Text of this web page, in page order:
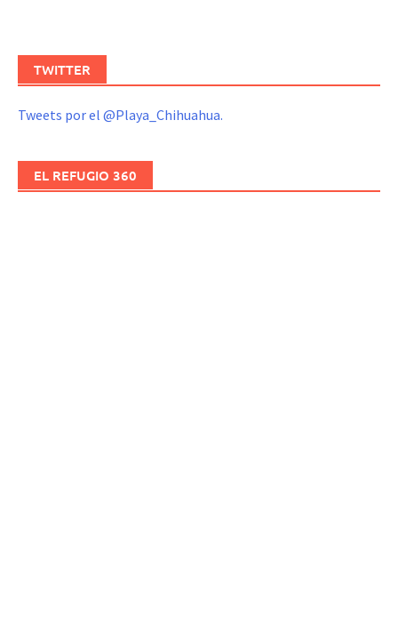
TWITTER
Tweets por el @Playa_Chihuahua.
EL REFUGIO 360